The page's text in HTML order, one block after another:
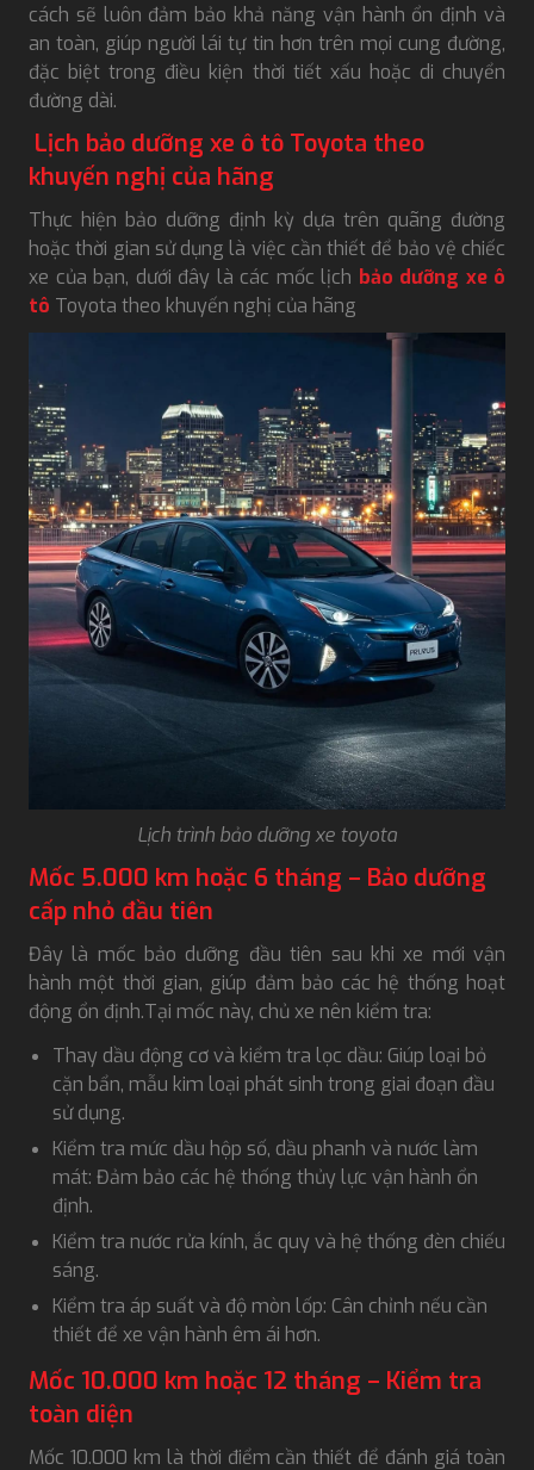
cách sẽ luôn đảm bảo khả năng vận hành ổn định và
an toàn, giúp người lái tự tin hơn trên mọi cung đường,
đặc biệt trong điều kiện thời tiết xấu hoặc di chuyển
đường dài.
Lịch bảo dưỡng xe ô tô Toyota theo
khuyến nghị của hãng
Thực hiện bảo dưỡng định kỳ dựa trên quãng đường
hoặc thời gian sử dụng là việc cần thiết để bảo vệ chiếc
xe của bạn, dưới đây là các mốc lịch bảo dưỡng xe ô
tô Toyota theo khuyến nghị của hãng
Lịch trình bảo dưỡng xe toyota
Mốc 5.000 km hoặc 6 tháng – Bảo dưỡng
cấp nhỏ đầu tiên
Đây là mốc bảo dưỡng đầu tiên sau khi xe mới vận
hành một thời gian, giúp đảm bảo các hệ thống hoạt
động ổn định.Tại mốc này, chủ xe nên kiểm tra:
Thay dầu động cơ và kiểm tra lọc dầu: Giúp loại bỏ
cặn bẩn, mẫu kim loại phát sinh trong giai đoạn đầu
sử dụng.
Kiểm tra mức dầu hộp số, dầu phanh và nước làm
mát: Đảm bảo các hệ thống thủy lực vận hành ổn
định.
Kiểm tra nước rửa kính, ắc quy và hệ thống đèn chiếu
sáng.
Kiểm tra áp suất và độ mòn lốp: Cân chỉnh nếu cần
thiết để xe vận hành êm ái hơn.
Mốc 10.000 km hoặc 12 tháng – Kiểm tra
toàn diện
Mốc 10.000 km là thời điểm cần thiết để đánh giá toàn